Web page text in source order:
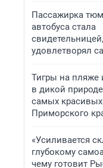
Пассажирка
автобуса стала
удовлетворял
Тигры на пляже
в дикой
самых красивых
Приморского
«Усиливается
глубокому
чему готовит